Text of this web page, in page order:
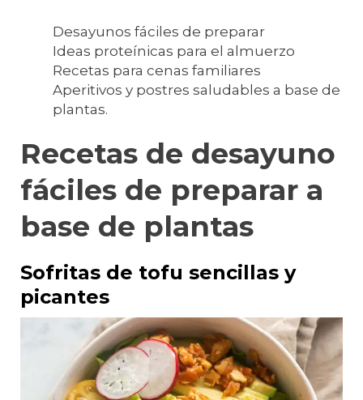
Desayunos fáciles de preparar
Ideas proteínicas para el almuerzo
Recetas para cenas familiares
Aperitivos y postres saludables a base de
plantas.
Recetas de desayuno
fáciles de preparar a
base de plantas
Sofritas de tofu sencillas y
picantes